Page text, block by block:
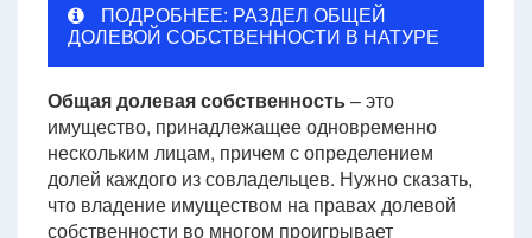
ПОДРОБНЕЕ: РАЗДЕЛ ОБЩЕЙ
ДОЛЕВОЙ СОБСТВЕННОСТИ В НАТУРЕ
Общая долевая собственность– это
имущество, принадлежащее одновременно
нескольким лицам, причем с определением
долей каждого из совладельцев. Нужно сказать,
что владение имуществом на правах долевой
собственности во многом проигрывает